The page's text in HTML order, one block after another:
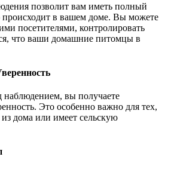
позволит вам иметь полный
происходит в вашем доме. Вы можете
посетителями, контролировать
что ваши домашние питомцы в
наблюдением, вы получаете
Это особенно важно для тех,
из дома или имеет сельскую